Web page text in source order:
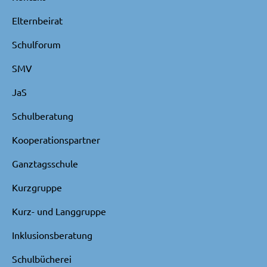
Elternbeirat
Schulforum
SMV
JaS
Schulberatung
Kooperationspartner
Ganztagsschule
Kurzgruppe
Kurz- und Langgruppe
Inklusionsberatung
Schulbücherei